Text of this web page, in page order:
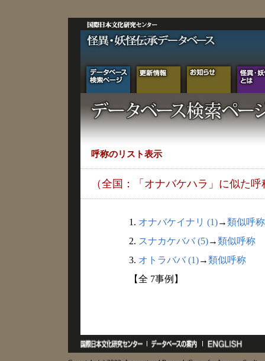
呼称のリスト表示
（全国：「オナバケハラ」に似た呼
1. オナバケイナリ (1)→類似呼称
2. スナカケババ (5)→類似呼称
3. オトラババ (1)→類似呼称
【全 7事例】